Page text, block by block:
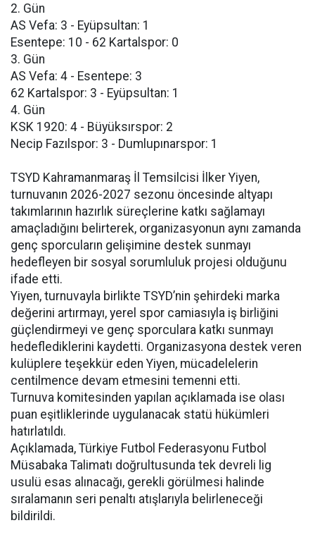
2. Gün
AS Vefa: 3 - Eyüpsultan: 1
Esentepe: 10 - 62 Kartalspor: 0
3. Gün
AS Vefa: 4 - Esentepe: 3
62 Kartalspor: 3 - Eyüpsultan: 1
4. Gün
KSK 1920: 4 - Büyüksırspor: 2
Necip Fazılspor: 3 - Dumlupınarspor: 1
TSYD Kahramanmaraş İl Temsilcisi İlker Yiyen,
turnuvanın 2026-2027 sezonu öncesinde altyapı
takımlarının hazırlık süreçlerine katkı sağlamayı
amaçladığını belirterek, organizasyonun aynı zamanda
genç sporcuların gelişimine destek sunmayı
hedefleyen bir sosyal sorumluluk projesi olduğunu
ifade etti.
Yiyen, turnuvayla birlikte TSYD’nin şehirdeki marka
değerini artırmayı, yerel spor camiasıyla iş birliğini
güçlendirmeyi ve genç sporculara katkı sunmayı
hedeflediklerini kaydetti. Organizasyona destek veren
kulüplere teşekkür eden Yiyen, mücadelelerin
centilmence devam etmesini temenni etti.
Turnuva komitesinden yapılan açıklamada ise olası
puan eşitliklerinde uygulanacak statü hükümleri
hatırlatıldı.
Açıklamada, Türkiye Futbol Federasyonu Futbol
Müsabaka Talimatı doğrultusunda tek devreli lig
usulü esas alınacağı, gerekli görülmesi halinde
sıralamanın seri penaltı atışlarıyla belirleneceği
bildirildi.